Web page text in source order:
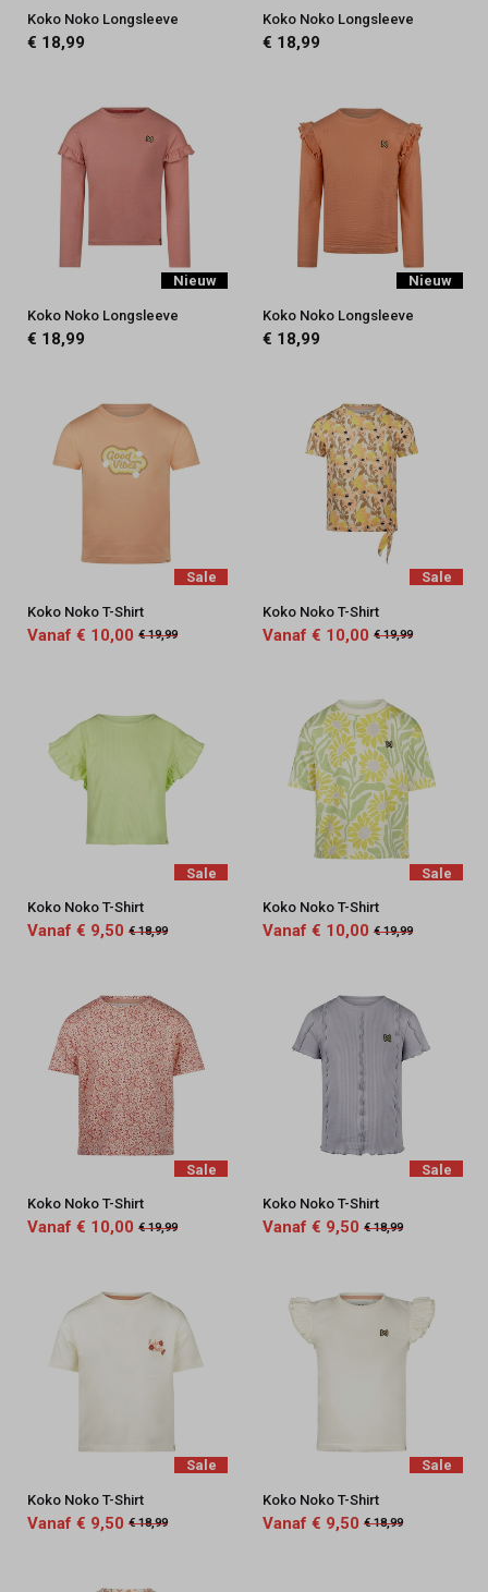
Koko Noko Longsleeve
€ 18,99
Koko Noko Longsleeve
€ 18,99
Nieuw
Koko Noko Longsleeve
€ 18,99
Nieuw
Koko Noko Longsleeve
€ 18,99
Sale
Koko Noko T-Shirt
Vanaf € 10,00 € 19,99
Sale
Koko Noko T-Shirt
Vanaf € 10,00 € 19,99
Sale
Koko Noko T-Shirt
Vanaf € 9,50 € 18,99
Sale
Koko Noko T-Shirt
Vanaf € 10,00 € 19,99
Sale
Koko Noko T-Shirt
Vanaf € 10,00 € 19,99
Sale
Koko Noko T-Shirt
Vanaf € 9,50 € 18,99
Sale
Koko Noko T-Shirt
Vanaf € 9,50 € 18,99
Sale
Koko Noko T-Shirt
Vanaf € 9,50 € 18,99